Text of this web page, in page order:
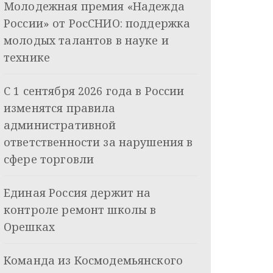
Молодежная премия «Надежда
России» от РосСНИО: поддержка
молодых талантов в науке и
технике
С 1 сентября 2026 года в России
изменятся правила
административной
ответственности за нарушения в
сфере торговли
Единая Россия держит на
контроле ремонт школы в
Орешках
Команда из Космодемьянского